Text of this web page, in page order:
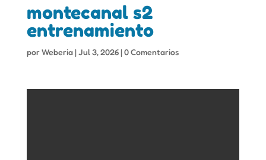
montecanal s2
entrenamiento
porWeberia|Jul 3, 2026|0 Comentarios